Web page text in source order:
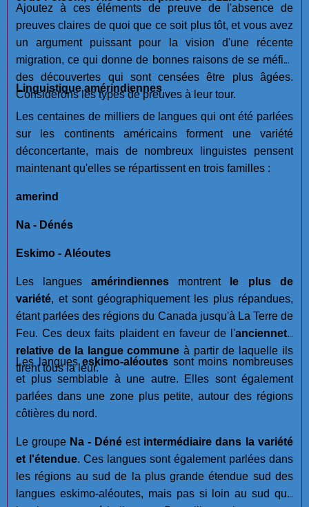
Ajoutez à ces éléments de preuve de l'absence de
preuves claires de quoi que ce soit plus tôt, et vous avez
un argument puissant pour la vision d'une récente
migration, ce qui donne de bonnes raisons de se méfier
des découvertes qui sont censées être plus âgées.
Considérons les types de preuves à leur tour.
Linguistique amérindiennes
Les centaines de milliers de langues qui ont été parlées
sur les continents américains forment une variété
déconcertante, mais de nombreux linguistes pensent
maintenant qu'elles se répartissent en trois familles :
amerind
Na - Dénés
Eskimo - Aléoutes
Les langues amérindiennes montrent
le plus de
variété, et sont géographiquement les plus répandues,
étant parlées des régions du Canada jusqu'à La Terre de
Feu. Ces deux faits plaident en faveur de l'ancienneté
relative de la langue commune à partir de laquelle ils
tirent tous la leur.
Les langueseskimo-aléoutes sont moins nombreuses
et plus semblable à une autre. Elles sont également
parlées dans une zone plus petite, autour des régions
côtières du nord.
Le groupe Na - Déné est intermédiaire dans la variété
et l'étendue. Ces langues sont également parlées dans
les régions au sud de la plus grande étendue sud des
langues eskimo-aléoutes, mais pas si loin au sud que